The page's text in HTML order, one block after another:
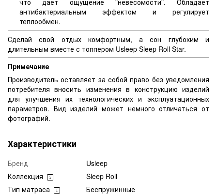
антибактериальным эффектом и регулирует
теплообмен.
Сделай свой отдых комфортным, а сон глубоким и
длительным вместе с топпером Usleep Sleep Roll Star.
Примечание
Производитель оставляет за собой право без уведомления
потребителя вносить изменения в конструкцию изделий
для улучшения их технологических и эксплуатационных
параметров. Вид изделий может немного отличаться от
фотографий.
Характеристики
Бренд
Usleep
Коллекция
Sleep Roll
Тип матраса
Беспружинные